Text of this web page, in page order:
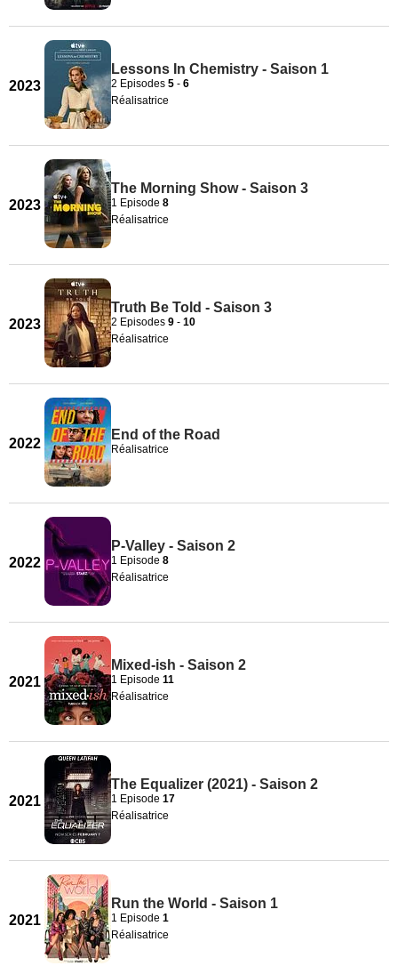
2023
Lessons In Chemistry - Saison 1
2 Episodes 5 - 6
Réalisatrice
2023
The Morning Show - Saison 3
1 Episode 8
Réalisatrice
2023
Truth Be Told - Saison 3
2 Episodes 9 - 10
Réalisatrice
2022
End of the Road
Réalisatrice
2022
P-Valley - Saison 2
1 Episode 8
Réalisatrice
2021
Mixed-ish - Saison 2
1 Episode 11
Réalisatrice
2021
The Equalizer (2021) - Saison 2
1 Episode 17
Réalisatrice
2021
Run the World - Saison 1
1 Episode 1
Réalisatrice